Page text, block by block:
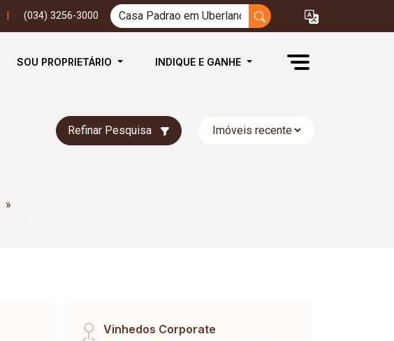
(034) 3256-3000
SOU PROPRIETÁRIO INDIQUE E GANHE
Refinar Pesquisa
»
Vinhedos Corporate